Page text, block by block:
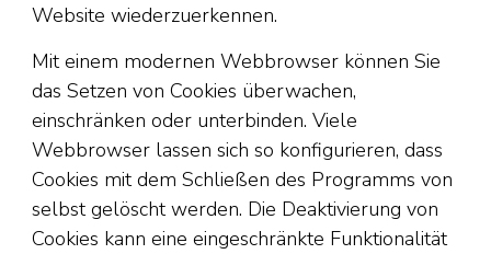
Website wiederzuerkennen.
Mit einem modernen Webbrowser können Sie
das Setzen von Cookies überwachen,
einschränken oder unterbinden. Viele
Webbrowser lassen sich so konfigurieren, dass
Cookies mit dem Schließen des Programms von
selbst gelöscht werden. Die Deaktivierung von
Cookies kann eine eingeschränkte Funktionalität